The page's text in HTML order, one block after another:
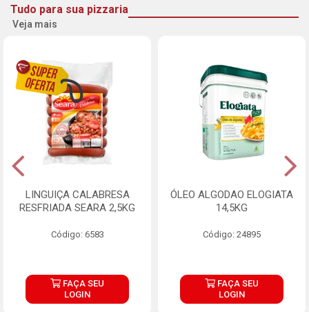
Tudo para sua pizzaria
Veja mais
LINGUIÇA CALABRESA
RESFRIADA SEARA 2,5KG
Código: 6583
FAÇA SEU
LOGIN
ÓLEO ALGODAO ELOGIATA
14,5KG
Código: 24895
FAÇA SEU
LOGIN